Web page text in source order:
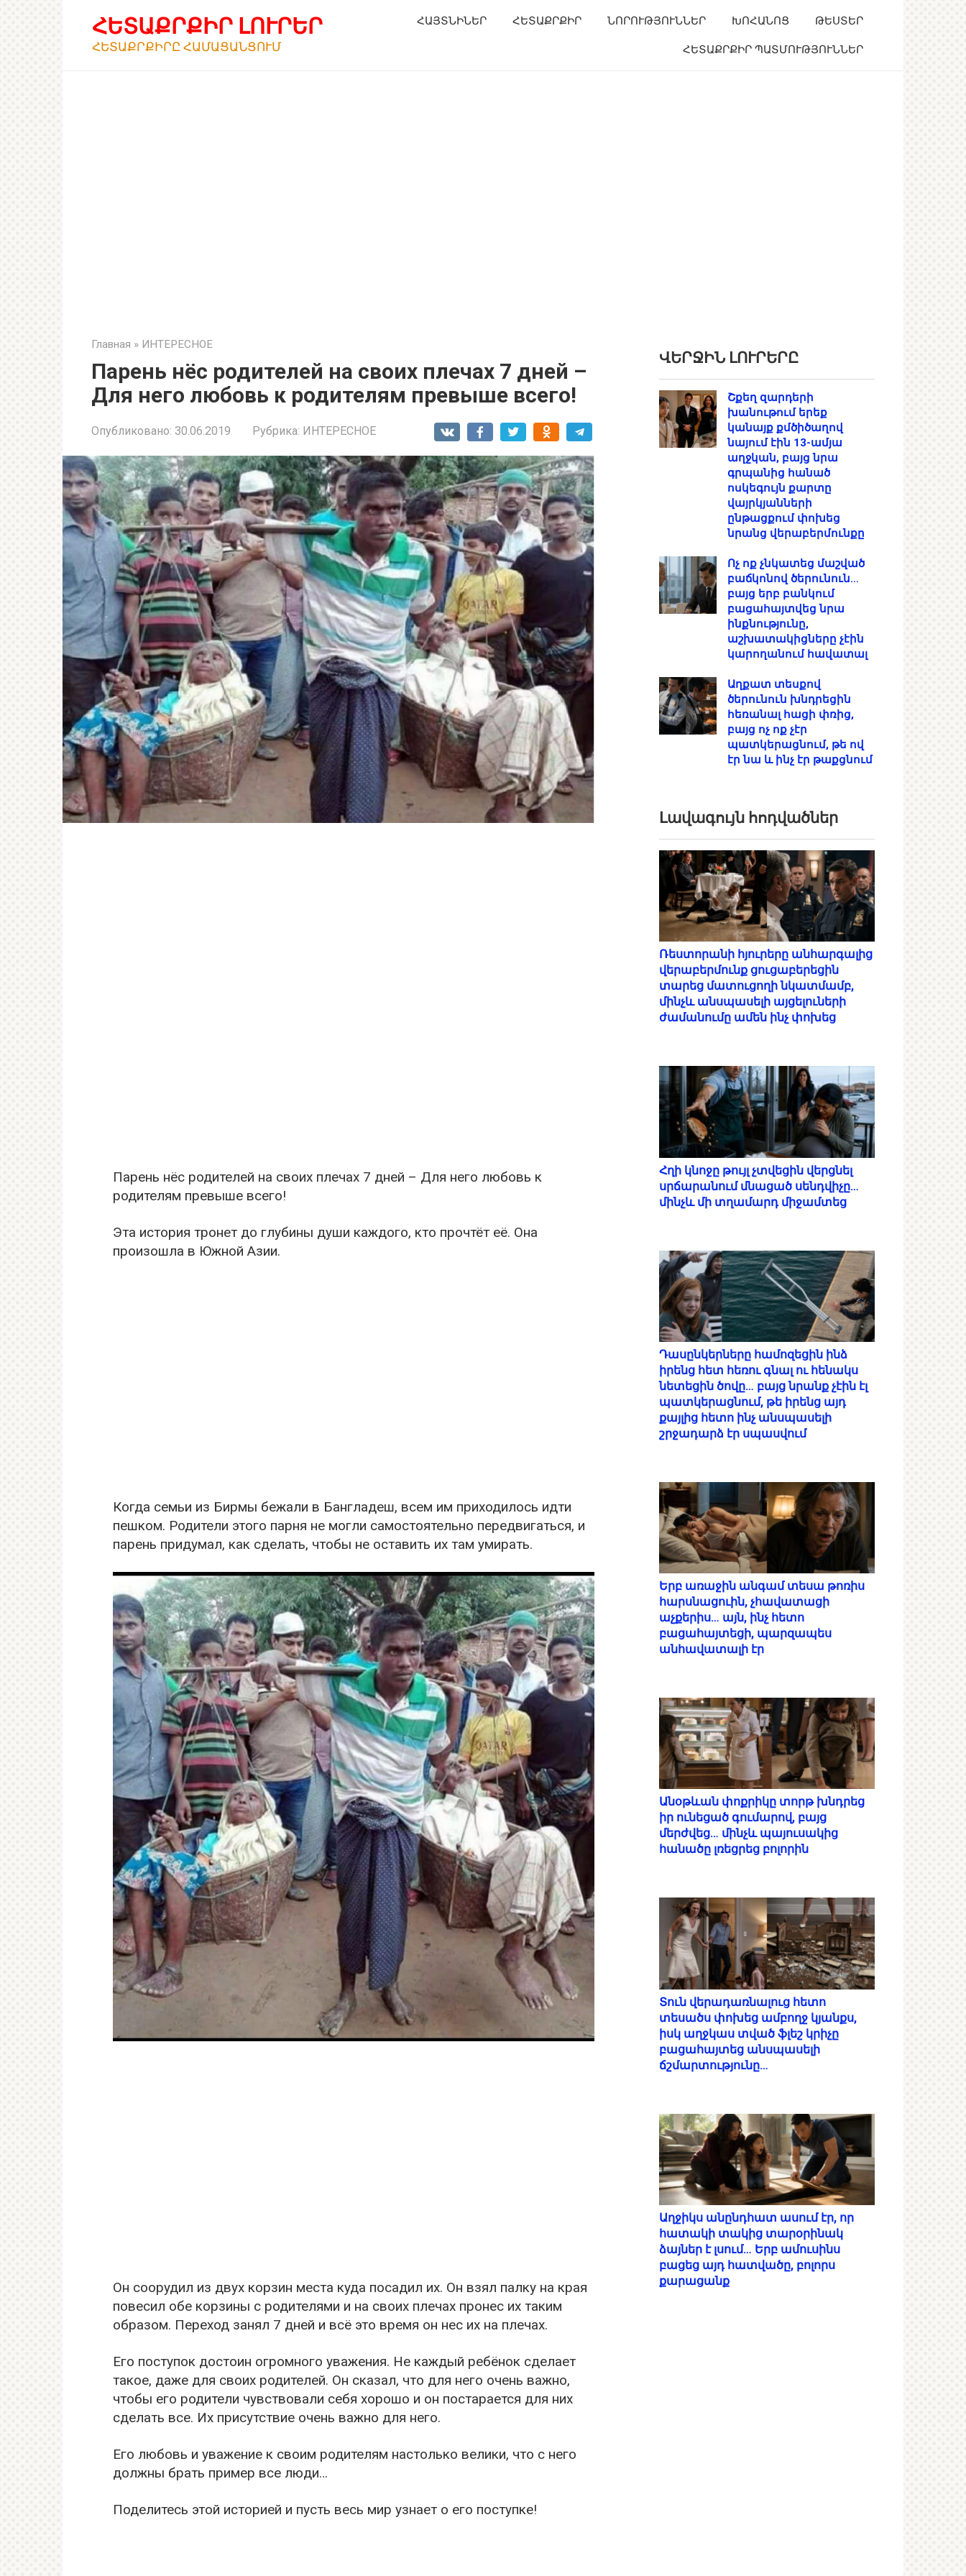
ՀԵՏԱՔՐՔԻՐ ԼՈՒՐԵՐ
ՀԵՏԱՔՐՔԻՐԸ ՀԱՄԱՑԱՆՑՈՒՄ
ՀԱՅՏՆԻՆԵՐ ՀԵՏԱՔՐՔԻՐ ՆՈՐՈՒԹՅՈՒՆՆԵՐ ԽՈՀԱՆՈՑ ԹԵՍՏԵՐ
ՀԵՏԱՔՐՔԻՐ ՊԱՏՄՈՒԹՅՈՒՆՆԵՐ
Главная » ИНТЕРЕСНОЕ
Парень нёс родителей на своих плечах 7 дней –
Для него любовь к родителям превыше всего!
Опубликовано: 30.06.2019 Рубрика: ИНТЕРЕСНОЕ
Парень нёс родителей на своих плечах 7 дней – Для него любовь к
родителям превыше всего!
Эта история тронет до глубины души каждого, кто прочтёт её. Она
произошла в Южной Азии.
Когда семьи из Бирмы бежали в Бангладеш, всем им приходилось идти
пешком. Родители этого парня не могли самостоятельно передвигаться, и
парень придумал, как сделать, чтобы не оставить их там умирать.
Он соорудил из двух корзин места куда посадил их. Он взял палку на края
повесил обе корзины с родителями и на своих плечах пронес их таким
образом. Переход занял 7 дней и всё это время он нес их на плечах.
Его поступок достоин огромного уважения. Не каждый ребёнок сделает
такое, даже для своих родителей. Он сказал, что для него очень важно,
чтобы его родители чувствовали себя хорошо и он постарается для них
сделать все. Их присутствие очень важно для него.
Его любовь и уважение к своим родителям настолько велики, что с него
должны брать пример все люди…
Поделитесь этой историей и пусть весь мир узнает о его поступке!
ՎԵՐՋԻՆ ԼՈՒՐԵՐԸ
Շքեղ զարդերի
խանութում երեք
կանայք քմծիծաղով
նայում էին 13-ամյա
աղջկան, բայց նրա
գրպանից հանած
ոսկեգույն քարտը
վայրկյանների
ընթացքում փոխեց
նրանց վերաբերմունքը
Ոչ ոք չնկատեց մաշված
բաճկոնով ծերունուն…
բայց երբ բանկում
բացահայտվեց նրա
ինքնությունը,
աշխատակիցները չէին
կարողանում հավատալ
Աղքատ տեսքով
ծերունուն խնդրեցին
հեռանալ հացի փռից,
բայց ոչ ոք չէր
պատկերացնում, թե ով
էր նա և ինչ էր թաքցնում
Լավագույն հոդվածներ
Ռեստորանի հյուրերը անհարգալից
վերաբերմունք ցուցաբերեցին
տարեց մատուցողի նկատմամբ,
մինչև անսպասելի այցելուների
ժամանումը ամեն ինչ փոխեց
Հղի կնոջը թույլ չտվեցին վերցնել
սրճարանում մնացած սենդվիչը…
մինչև մի տղամարդ միջամտեց
Դասընկերները համոզեցին ինձ
իրենց հետ հեռու գնալ ու հենակս
նետեցին ծովը… բայց նրանք չէին էլ
պատկերացնում, թե իրենց այդ
քայլից հետո ինչ անսպասելի
շրջադարձ էր սպասվում
Երբ առաջին անգամ տեսա թոռիս
հարսնացուին, չհավատացի
աչքերիս… այն, ինչ հետո
բացահայտեցի, պարզապես
անհավատալի էր
Անօթևան փոքրիկը տորթ խնդրեց
իր ունեցած գումարով, բայց
մերժվեց… մինչև պայուսակից
հանածը լռեցրեց բոլորին
Տուն վերադառնալուց հետո
տեսածս փոխեց ամբողջ կյանքս,
իսկ աղջկաս տված ֆլեշ կրիչը
բացահայտեց անսպասելի
ճշմարտությունը…
Աղջիկս անընդհատ ասում էր, որ
հատակի տակից տարօրինակ
ձայներ է լսում… Երբ ամուսինս
բացեց այդ հատվածը, բոլորս
քարացանք